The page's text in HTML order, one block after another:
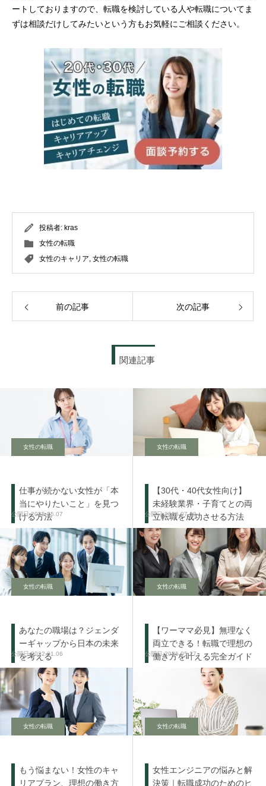
ートしておりますので、転職を検討している人や転職についてま
ずは相談だけしてみたいという方もお気軽にご相談ください。
投稿者: kras
女性の転職
女性のキャリア, 女性の転職
前の記事 次の記事
関連記事
女性の転職
仕事が続かない女性が「本
当にやりたいこと」を見つ
ける方法
2025.05.07
女性の転職
【30代・40代女性向け】
未経験業界・子育てとの両
立転職を成功させる方法
2026.07.09
女性の転職
あなたの職場は？ジェンダ
ーギャップから日本の未来
を考える
2022.01.06
女性の転職
【ワーママ必見】無理なく
両立できる！転職で理想の
働き方を叶える完全ガイド
2026.05.27
女性の転職
もう悩まない！女性のキャ
リアプラン、理想の働き方
女性の転職
女性エンジニアの悩みと解
決策｜転職成功のためのヒ